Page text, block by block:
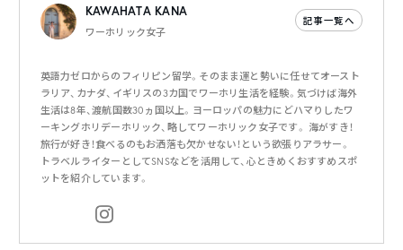
KAWAHATA KANA
ワーホリック女子
記事一覧へ
英語力ゼロからのフィリピン留学。そのまま運と勢いに任せてオースト
ラリア、カナダ、イギリスの3カ国でワーホリ生活を経験。気づけば海外
生活は8年、渡航国数30ヵ国以上。ヨーロッパの魅力にどハマりしたワ
ーキングホリデーホリック、略してワーホリック女子です。 海がすき！
旅行が好き！食べるのもお洒落も欠かせない！という欲張りアラサー。
トラベルライターとしてSNSなどを活用して、心ときめくおすすめスポ
ットを紹介しています。